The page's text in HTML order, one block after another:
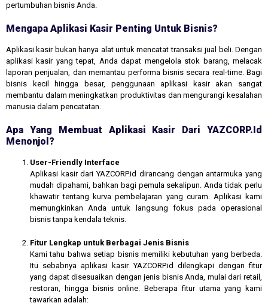
pertumbuhan bisnis Anda.
Mengapa Aplikasi Kasir Penting Untuk Bisnis?
Aplikasi kasir bukan hanya alat untuk mencatat transaksi jual beli. Dengan
aplikasi kasir yang tepat, Anda dapat mengelola stok barang, melacak
laporan penjualan, dan memantau performa bisnis secara real-time. Bagi
bisnis kecil hingga besar, penggunaan aplikasi kasir akan sangat
membantu dalam meningkatkan produktivitas dan mengurangi kesalahan
manusia dalam pencatatan.
Apa Yang Membuat Aplikasi Kasir Dari YAZCORP.id
Menonjol?
User-Friendly Interface
Aplikasi kasir dari YAZCORP.id dirancang dengan antarmuka yang
mudah dipahami, bahkan bagi pemula sekalipun. Anda tidak perlu
khawatir tentang kurva pembelajaran yang curam. Aplikasi kami
memungkinkan Anda untuk langsung fokus pada operasional
bisnis tanpa kendala teknis.
Fitur Lengkap untuk Berbagai Jenis Bisnis
Kami tahu bahwa setiap bisnis memiliki kebutuhan yang berbeda.
Itu sebabnya aplikasi kasir YAZCORP.id dilengkapi dengan fitur
yang dapat disesuaikan dengan jenis bisnis Anda, mulai dari retail,
restoran, hingga bisnis online. Beberapa fitur utama yang kami
tawarkan adalah: